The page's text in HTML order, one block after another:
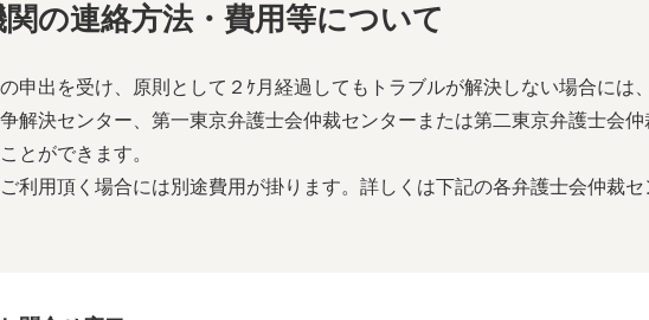
の連絡方法・費用等について
申出を受け、原則として２ｹ月経過してもトラブルが解決しない場合には
解決センター、第一東京弁護士会仲裁センターまたは第二東京弁護士会
とができます。
利用頂く場合には別途費用が掛ります。詳しくは下記の各弁護士会仲裁